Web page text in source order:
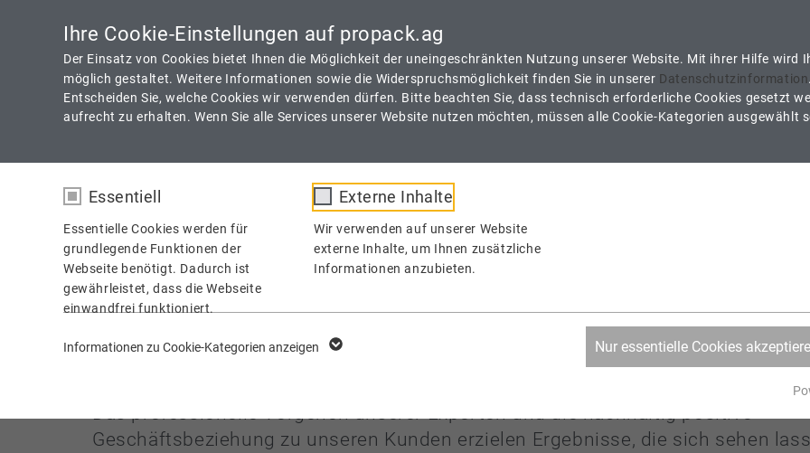
Ihre Cookie-Einstellungen auf propack.ag
Der Einsatz von Cookies bietet Ihnen die Möglichkeit der uneingeschränkten Nutzung unserer Website. Mit ihrer Hilfe wird
möglich gestaltet. Weitere Informationen sowie die Widerspruchsmöglichkeit finden Sie in unserer Datenschutzinformation.
Entscheiden Sie, welche Cookies wir verwenden dürfen. Bitte beachten Sie, dass technisch erforderliche Cookies gesetzt
aufrecht zu erhalten. Wenn Sie alle Services unserer Website nutzen möchten, müssen alle Cookie-Kategorien ausgewählt
Essentiell
Essentielle Cookies werden für
grundlegende Funktionen der
Webseite benötigt. Dadurch ist
gewährleistet, dass die Webseite
einwandfrei funktioniert.
Name
PHPSESSID
Laufzeit 1 Woche
Externe Inhalte
Wir verwenden auf unserer Website
externe Inhalte, um Ihnen zusätzliche
Informationen anzubieten.
Informationen zu Cookie-Kategorien anzeigen Nur essentielle Cookies
Kontaktieren Sie uns
propack@propack.ag
SERVICE ANWENDUNGEN
Anwendungen Fallstudien
Industrie- und Fallbeispiele aus der Praxis
Geschäftsbeziehung zu unseren Kunden erzielen Ergebnisse, die sich sehen